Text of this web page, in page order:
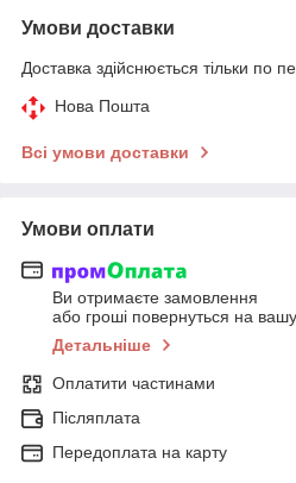
Умови доставки
Доставка здійснюється тільки по
Нова Пошта
Всі умови доставки
Умови оплати
Ви отримаєте замовлення
або гроші повернуться на
Детальніше
Оплатити частинами
Післяплата
Передоплата на карту